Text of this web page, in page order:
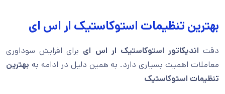
بهترین تنظیمات استوکاستیک ار اس ای
دقت اندیکاتور استوکاستیک ار اس ای برای افزایش سوداوری
معاملات اهمیت بسیاری دارد. به همین دلیل در ادامه به بهترین
تنظیمات استوکاستیک